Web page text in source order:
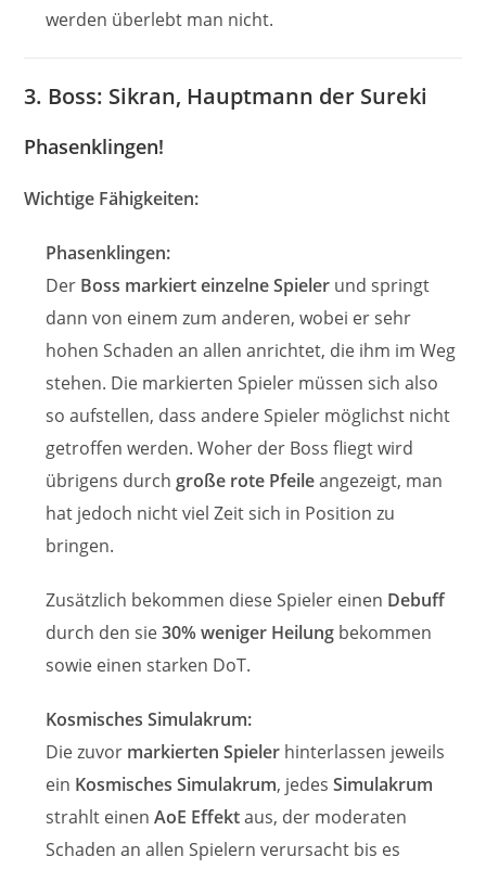
werden überlebt man nicht.
3. Boss: Sikran, Hauptmann der Sureki
Phasenklingen!
Wichtige Fähigkeiten:
Phasenklingen:
Der Boss markiert einzelne Spieler und springt
dann von einem zum anderen, wobei er sehr
hohen Schaden an allen anrichtet, die ihm im Weg
stehen. Die markierten Spieler müssen sich also
so aufstellen, dass andere Spieler möglichst nicht
getroffen werden. Woher der Boss fliegt wird
übrigens durch große rote Pfeileangezeigt, man
hat jedoch nicht viel Zeit sich in Position zu
bringen.
Zusätzlich bekommen diese Spieler einen Debuff
durch den sie30% weniger Heilung bekommen
sowie einen starken DoT.
Kosmisches Simulakrum:
Die zuvor markierten Spieler hinterlassen jeweils
ein Kosmisches Simulakrum, jedesSimulakrum
strahlt einenAoE Effektaus, der moderaten
Schaden an allen Spielern verursacht bis es